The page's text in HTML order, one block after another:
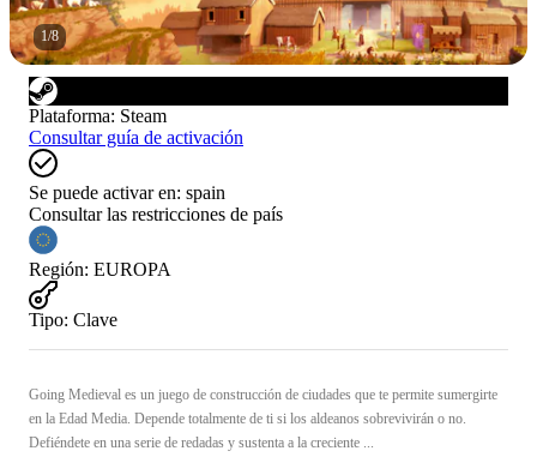
1/8
Plataforma: Steam
Consultar guía de activación
Se puede activar en: spain
Consultar las restricciones de país
Región: EUROPA
Tipo: Clave
Going Medieval es un juego de construcción de ciudades que te permite sumergirte
en la Edad Media. Depende totalmente de ti si los aldeanos sobrevivirán o no.
Defiéndete en una serie de redadas y sustenta a la creciente ...